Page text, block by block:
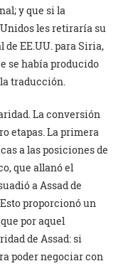
y que si la
les retiraría su
de EE.UU. para Siria,
se había producido
traducción.
La conversión
etapas. La primera
a las posiciones de
que allanó el
a Assad de
proporcionó un
por aquel
de Assad: si
poder negociar con